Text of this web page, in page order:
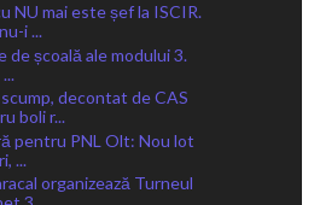
NU mai este șef la ISCIR.
i ...
de școală ale modului 3.
decontat de CAS
boli r...
pentru PNL Olt: Nou lot
...
organizează Turneul